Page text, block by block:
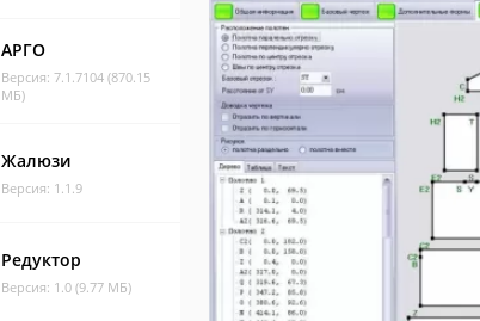
АРГО
Версия: 7.1.7104 (870.15
МБ)
Жалюзи
Версия: 1.1.9
Редуктор
Версия: 1.0 (9.77 МБ)